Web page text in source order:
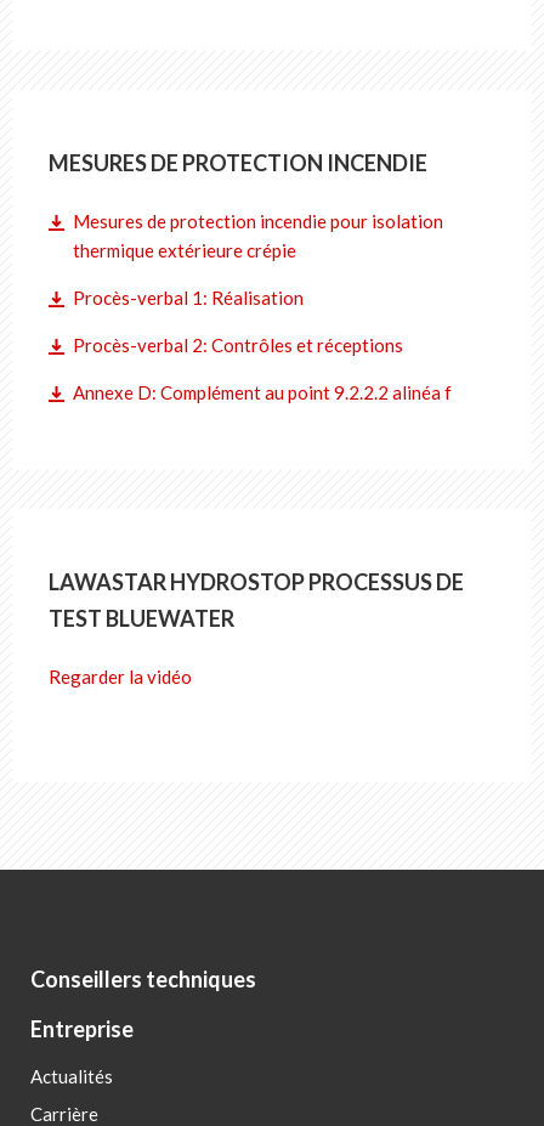
MESURES DE PROTECTION INCENDIE
Mesures de protection incendie pour isolation
thermique extérieure crépie
Procès-verbal 1: Réalisation
Procès-verbal 2: Contrôles et réceptions
Annexe D: Complément au point 9.2.2.2 alinéa f
LAWASTAR HYDROSTOP PROCESSUS DE
TEST BLUEWATER
Regarder la vidéo
Conseillers techniques
Entreprise
Actualités
Carrière